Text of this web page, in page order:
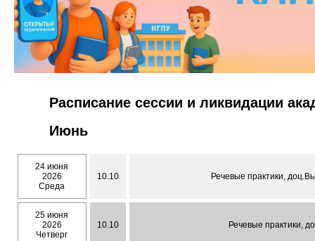
Расписание сессии и ликвидации
Июнь
24 июня
2026
Среда
10.10 Речевые практики,
25 июня
2026
Четверг
10.10 Речевые практики,